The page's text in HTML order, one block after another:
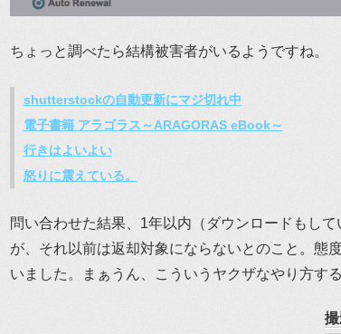
ちょっと調べたら結構被害者がいるようですね。
shutterstockの自動更新にマジ切れ中
電子書籍 アラゴラス～ARAGORAS eBook～
行きはよいよい
怒りに震えている。
問い合わせた結果、1年以内（ダウンロードもし
が、それ以前は返却対象にならないとのこと。態
いました。まぁうん、こういうヤクザなやり方す